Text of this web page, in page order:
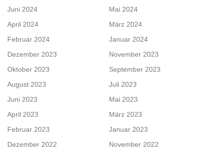
Juni 2024
Mai 2024
April 2024
März 2024
Februar 2024
Januar 2024
Dezember 2023
November 2023
Oktober 2023
September 2023
August 2023
Juli 2023
Juni 2023
Mai 2023
April 2023
März 2023
Februar 2023
Januar 2023
Dezember 2022
November 2022